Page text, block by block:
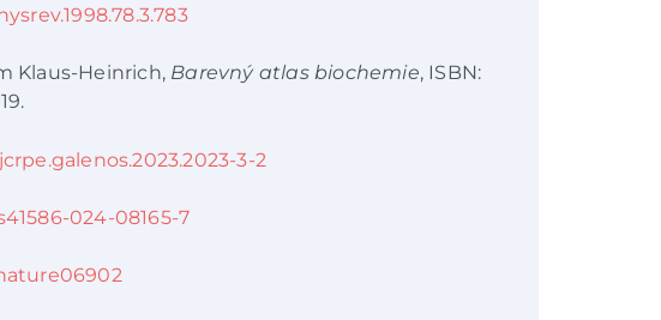
Klaus-Heinrich, Barevný atlas biochemie, ISBN:
3-2
024-08165-7